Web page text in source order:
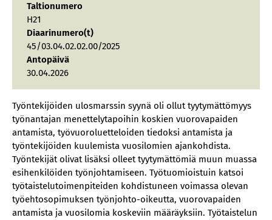
Taltionumero
H21
Diaarinumero(t)
45/03.04.02.02.00/2025
Antopäivä
30.04.2026
Työntekijöiden ulosmarssin syynä oli ollut tyytymättömyys
työnantajan menettelytapoihin koskien vuorovapaiden
antamista, työvuoroluetteloiden tiedoksi antamista ja
työntekijöiden kuulemista vuosilomien ajankohdista.
Työntekijät olivat lisäksi olleet tyytymättömiä muun muassa
esihenkilöiden työnjohtamiseen. Työtuomioistuin katsoi
työtaistelutoimenpiteiden kohdistuneen voimassa olevan
työehtosopimuksen työnjohto-oikeutta, vuorovapaiden
antamista ja vuosilomia koskeviin määräyksiin. Työtaistelun